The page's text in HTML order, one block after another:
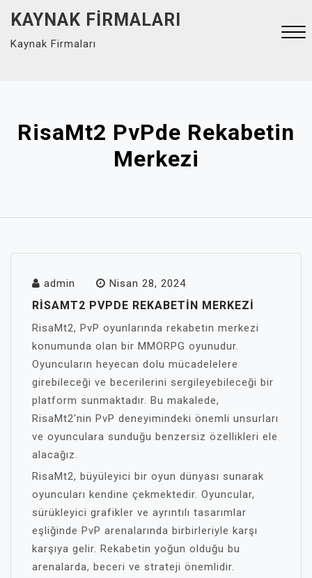
content
KAYNAK FIRMALARI
Kaynak Firmaları
RisaMt2 PvPde Rekabetin
Merkezi
admin Nisan 28, 2024
RISAMT2 PVPDE REKABETIN MERKEZI
RisaMt2, PvP oyunlarında rekabetin merkezi
konumunda olan bir MMORPG oyunudur.
Oyuncuların heyecan dolu mücadelelere
girebileceği ve becerilerini sergileyebileceği bir
platform sunmaktadır. Bu makalede,
RisaMt2'nin PvP deneyimindeki önemli unsurları
ve oyunculara sunduğu benzersiz özellikleri ele
alacağız.
RisaMt2, büyüleyici bir oyun dünyası sunarak
oyuncuları kendine çekmektedir. Oyuncular,
sürükleyici grafikler ve ayrıntılı tasarımlar
eşliğinde PvP arenalarında birbirleriyle karşı
karşıya gelir. Rekabetin yoğun olduğu bu
arenalarda, beceri ve strateji önemlidir.